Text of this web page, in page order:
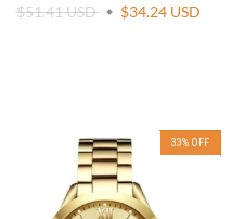
$51.41 USD
$34.24 USD
33% OFF